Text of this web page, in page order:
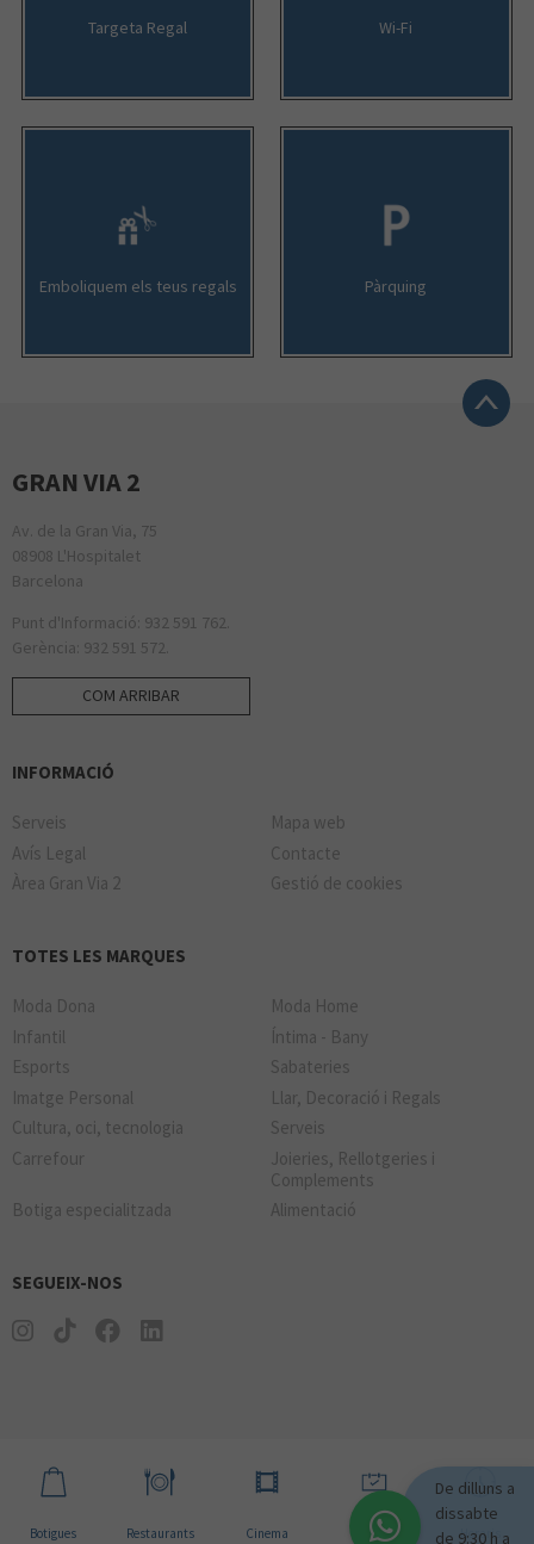
Targeta Regal Wi-Fi
Emboliquem els teus regals Pàrquing
GRAN VIA 2
Av. de la Gran Via, 75
08908 L'Hospitalet
Barcelona
Punt d'Informació: 932 591 762.
Gerència: 932 591 572.
COM ARRIBAR
INFORMACIÓ
Serveis
Mapa web
Avís Legal
Contacte
Àrea Gran Via 2
Gestió de cookies
TOTES LES MARQUES
Moda Dona
Moda Home
Infantil
Íntima - Bany
Esports
Sabateries
Imatge Personal
Llar, Decoració i Regals
Cultura, oci, tecnologia
Serveis
Carrefour
Joieries, Rellotgeries i
Complements
Botiga especialitzada
Alimentació
SEGUEIX-NOS
Botigues Restaurants Cinema Notícies Horaris
De dilluns a
dissabte
de 9:30 h a